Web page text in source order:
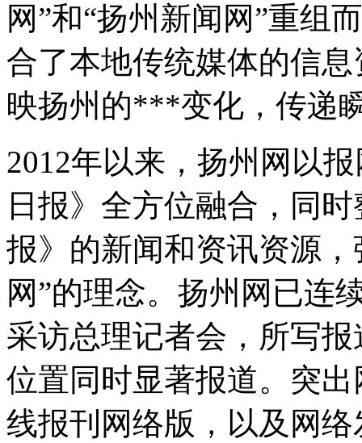
网”和“扬州新闻网”重组
合了本地传统媒体的信
映扬州的***变化，传递
2012年以来，扬州网以
日报》全方位融合，同
报》的新闻和资讯资源
网”的理念。扬州网已连
采访总理记者会，所写
位置同时显著报道。突
线报刊网络版，以及网